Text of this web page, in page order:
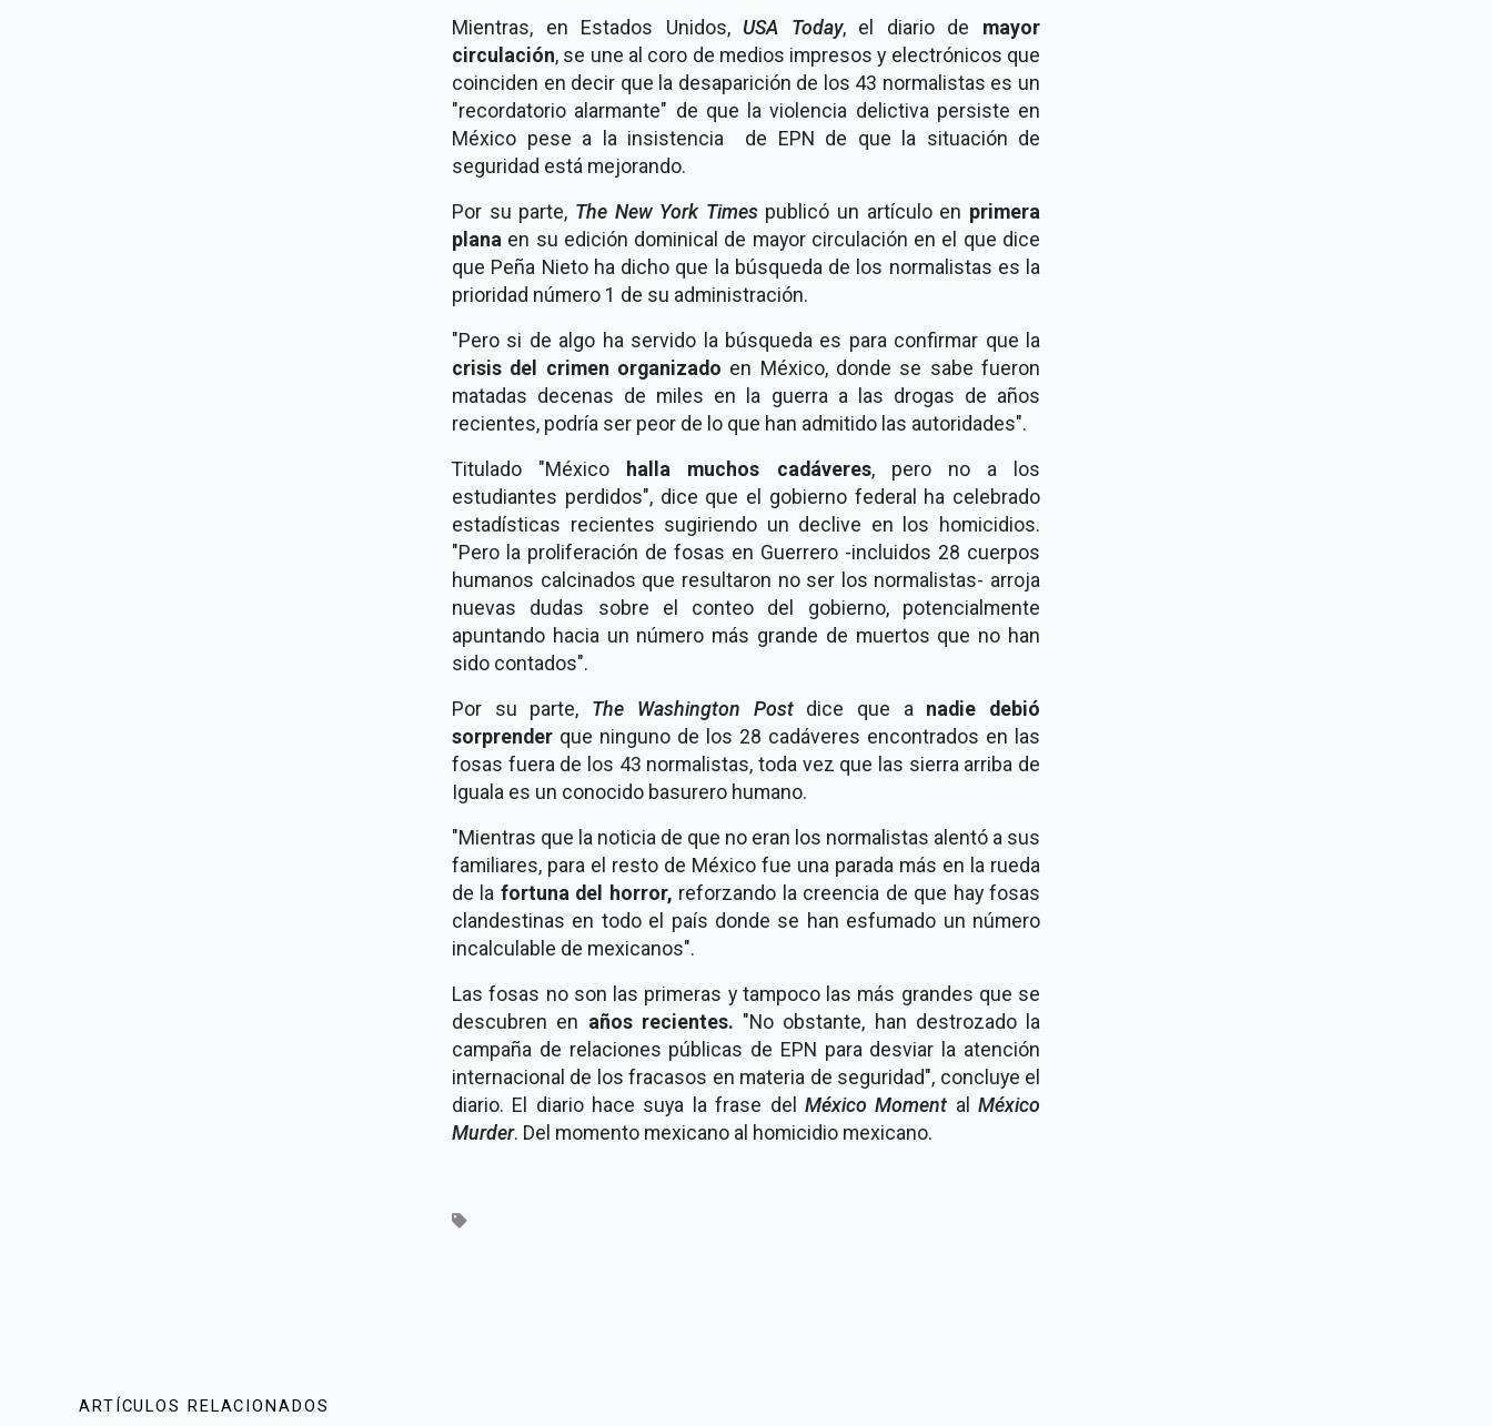
Mientras, en Estados Unidos, USA Today, el diario de mayor
circulación, se une al coro de medios impresos y electrónicos que
coinciden en decir que la desaparición de los 43 normalistas es un
"recordatorio alarmante" de que la violencia delictiva persiste en
México pese a la insistencia de EPN de que la situación de
seguridad está mejorando.
Por su parte, The New York Timespublicó un artículo en primera
plana en su edición dominical de mayor circulación en el que dice
que Peña Nieto ha dicho que la búsqueda de los normalistas es la
prioridad número 1 de su administración.
"Pero si de algo ha servido la búsqueda es para confirmar que la
crisis del crimen organizado en México, donde se sabe fueron
matadas decenas de miles en la guerra a las drogas de años
recientes, podría ser peor de lo que han admitido las autoridades".
Titulado "México halla muchos cadáveres, pero no a los
estudiantes perdidos", dice que el gobierno federal ha celebrado
estadísticas recientes sugiriendo un declive en los homicidios.
"Pero la proliferación de fosas en Guerrero -incluidos 28 cuerpos
humanos calcinados que resultaron no ser los normalistas- arroja
nuevas dudas sobre el conteo del gobierno, potencialmente
apuntando hacia un número más grande de muertos que no han
sido contados".
Por su parte, The Washington Postdice que a nadie debió
sorprender que ninguno de los 28 cadáveres encontrados en las
fosas fuera de los 43 normalistas, toda vez que las sierra arriba de
Iguala es un conocido basurero humano.
"Mientras que la noticia de que no eran los normalistas alentó a sus
familiares, para el resto de México fue una parada más en la rueda
de la fortuna del horror, reforzando la creencia de que hay fosas
clandestinas en todo el país donde se han esfumado un número
incalculable de mexicanos".
Las fosas no son las primeras y tampoco las más grandes que se
descubren en años recientes. "No obstante, han destrozado la
campaña de relaciones públicas de EPN para desviar la atención
internacional de los fracasos en materia de seguridad", concluye el
diario. El diario hace suya la frase del México Moment alMéxico
Murder. Del momento mexicano al homicidio mexicano.
ARTÍCULOS RELACIONADOS